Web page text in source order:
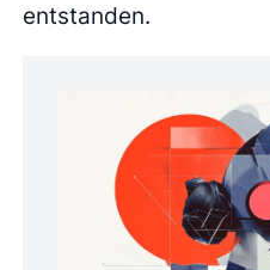
entstanden.